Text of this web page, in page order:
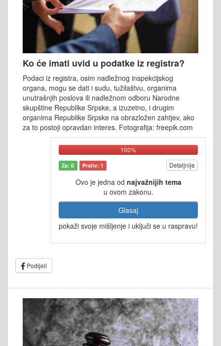
Ko će imati uvid u podatke iz registra?
Podaci iz registra, osim nadležnog inspekcijskog
organa, mogu se dati i sudu, tužilaštvu, organima
unutrašnjih poslova ili nadležnom odboru Narodne
skupštine Republike Srpske, a izuzetno, i drugim
organima Republike Srpske na obrazložen zahtjev, ako
za to postoji opravdan interes. Fotografija: freepik.com
100%
Za: 0 Protiv: 1 Detaljnije
Ovo je jedna od najvažnijih tema
u ovom zakonu.
Glasaj
pokaži svoje mišljenje i uključi se u raspravu!
Podijeli